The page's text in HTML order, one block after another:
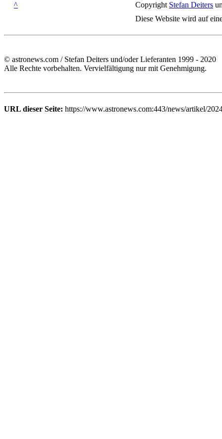
^ Copyright Stefan Deiters
Diese Website wird auf
© astronews.com / Stefan Deiters und/oder Lieferanten 1999 - 2020
Alle Rechte vorbehalten. Vervielfältigung nur mit Genehmigung.
URL dieser Seite: https://www.astronews.com:443/news/artikel/